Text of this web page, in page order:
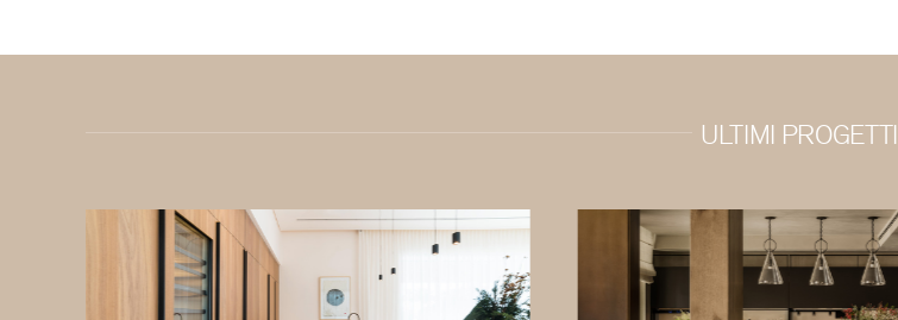
ULTIMI PROGETTI